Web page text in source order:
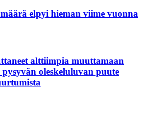
elpyi hieman viime vuonna
alttiimpia muuttamaan
pysyvän oleskeluluvan puute